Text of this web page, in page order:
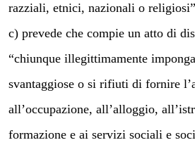
razziali, etnici, nazionali o
c) prevede che compie un atto di
“chiunque illegittimamente
svantaggiose o si rifiuti di fornire
all’occupazione, all’alloggio,
formazione e ai servizi sociali e